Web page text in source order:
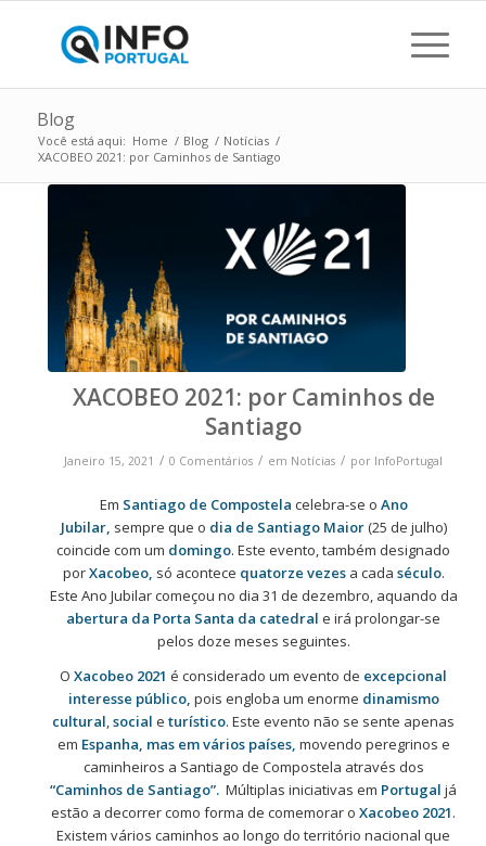
Blog
Você está aqui: Home / Blog / Notícias /
XACOBEO 2021: por Caminhos de Santiago
XACOBEO 2021: por Caminhos de
Santiago
Janeiro 15, 2021 / 0 Comentários / em Notícias / por InfoPortugal
Em Santiago de Compostela celebra-se o Ano
Jubilar, sempre que o dia de Santiago Maior(25 de julho)
coincide com um domingo. Este evento, também designado
porXacobeo, só acontece quatorze vezesa cada século.
Este Ano Jubilar começou no dia 31 de dezembro, aquando da
abertura da Porta Santa da catedral e irá prolongar-se
pelos doze meses seguintes.
OXacobeo 2021 é considerado um evento de excepcional
interesse público, pois engloba um enorme dinamismo
cultural,social eturístico.Este evento não se sente apenas
em Espanha, mas em vários países, movendo peregrinos e
caminheiros a Santiago de Compostela através dos
“Caminhos de Santiago”. Múltiplas iniciativas em Portugal já
estão a decorrer como forma de comemorar o Xacobeo 2021.
Existem vários caminhos ao longo do território nacional que